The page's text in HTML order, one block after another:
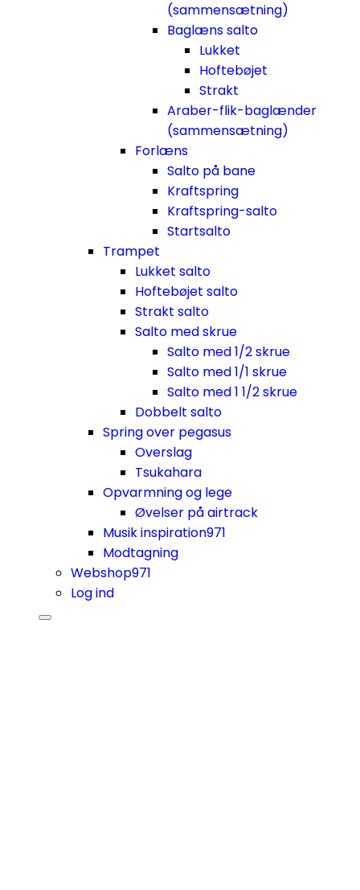
(sammensætning)
Baglæns salto
Lukket
Hoftebøjet
Strakt
Araber-flik-baglænder
(sammensætning)
Forlæns
Salto på bane
Kraftspring
Kraftspring-salto
Startsalto
Trampet
Lukket salto
Hoftebøjet salto
Strakt salto
Salto med skrue
Salto med 1/2 skrue
Salto med 1/1 skrue
Salto med 1 1/2 skrue
Dobbelt salto
Spring over pegasus
Overslag
Tsukahara
Opvarmning og lege
Øvelser på airtrack
Musik inspiration971
Modtagning
Webshop971
Log ind